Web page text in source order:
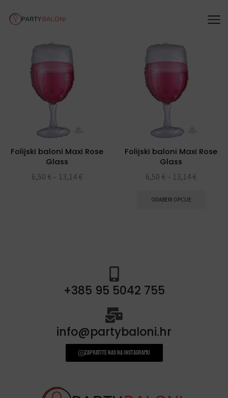
Folijski baloni Maxi Rose
Glass
6,50 € – 13,14 €
Folijski baloni Maxi Rose
Glass
6,50 € – 13,14 €
ODABERI OPCIJE
+385 95 5042 755
info@partybaloni.hr
Zapratite nas na instagramu